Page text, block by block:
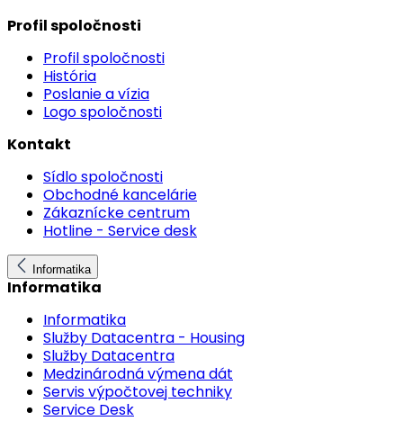
Profil spoločnosti
Profil spoločnosti
História
Poslanie a vízia
Logo spoločnosti
Kontakt
Sídlo spoločnosti
Obchodné kancelárie
Zákaznícke centrum
Hotline - Service desk
Informatika
Informatika
Informatika
Služby Datacentra - Housing
Služby Datacentra
Medzinárodná výmena dát
Servis výpočtovej techniky
Service Desk